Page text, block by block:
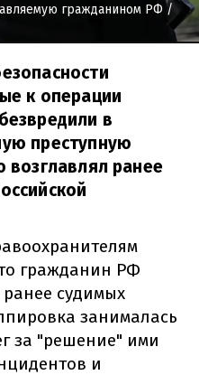
гражданином РФ /
к операции
в
преступную
возглавлял ранее
гражданин РФ
судимых
занималась
за "решение" ими
и